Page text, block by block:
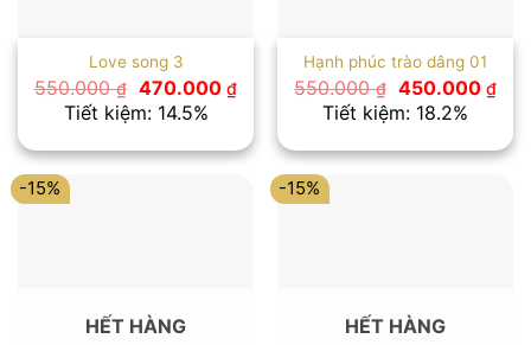
Love song 3
550.000₫ Giá
gốc
là:
470.000 ₫Giá
hiện
là:
470.000 ₫.
Tiết kiệm: 14.5%
Hạnh phúc trào dâng 01
550.000₫ Giá
gốc
là:
450.000 ₫Giá
hiện
là:
Tiết kiệm: 18.2%
-15%
HẾT HÀNG
-15%
HẾT HÀNG